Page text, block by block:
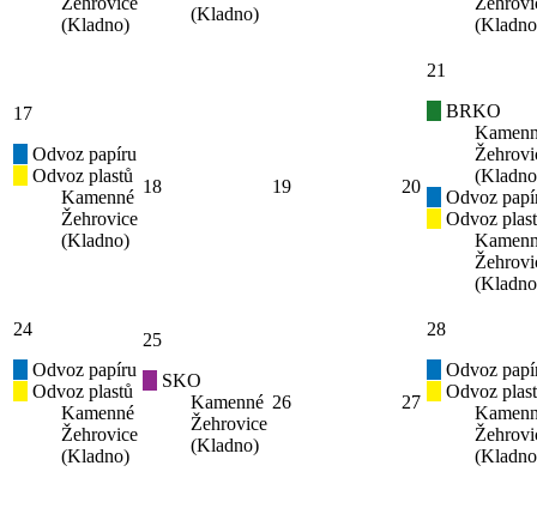
(Kladno)
(Kladno)
17
Odvoz papíru
Odvoz plastů
Kamenné
Žehrovice
(Kladno)
18 19 20
21
BRKO
Odvoz
Odvoz
24
Odvoz papíru
Odvoz plastů
Kamenné
Žehrovice
(Kladno)
25
SKO
Kamenné
Žehrovice
(Kladno)
26 27
28
Odvoz
Odvoz